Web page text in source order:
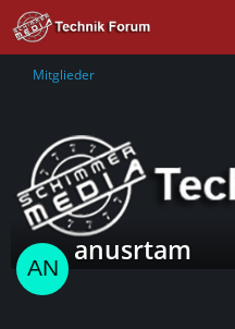
Mitglieder
anusrtam